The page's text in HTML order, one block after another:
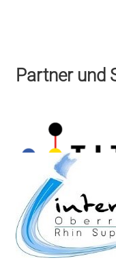
Partner und